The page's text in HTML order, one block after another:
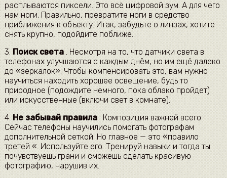
расплываются пиксели. Это всё цифровой зум. А для чего
нам ноги. Правильно, превратите ноги в средство
приближения к объекту. Итак, забудьте о линзах, хотите
снять крупно, подойдите поближе.
3. Поиск света. Несмотря на то, что датчики света в
телефонах улучшаются с каждым днём, но им ещё далеко
до «зеркалок». Чтобы компенсировать это, вам нужно
научиться находить хорошее освещение, будь то
природное (подождите немного, пока облако пройдет)
или искусственные (включи свет в комнате).
4. Не забывай правила. Композиция важней всего.
Сейчас телефоны научились помогать фотографам
дополнительной сеткой. Но главное — это «правило
третей «. Используйте его. Тренируй навыки и тогда ты
почувствуешь грани и сможешь сделать красивую
фотографию, нарушив их.